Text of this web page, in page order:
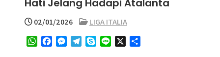
Hati Jelang Hadapi Atalanta
02/01/2026
LIGA ITALIA
W